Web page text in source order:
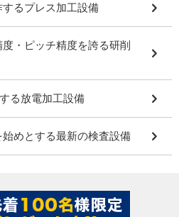
るプレス加工設備
・ピッチ精度を誇る研削
る放電加工設備
めとする最新の検査設備